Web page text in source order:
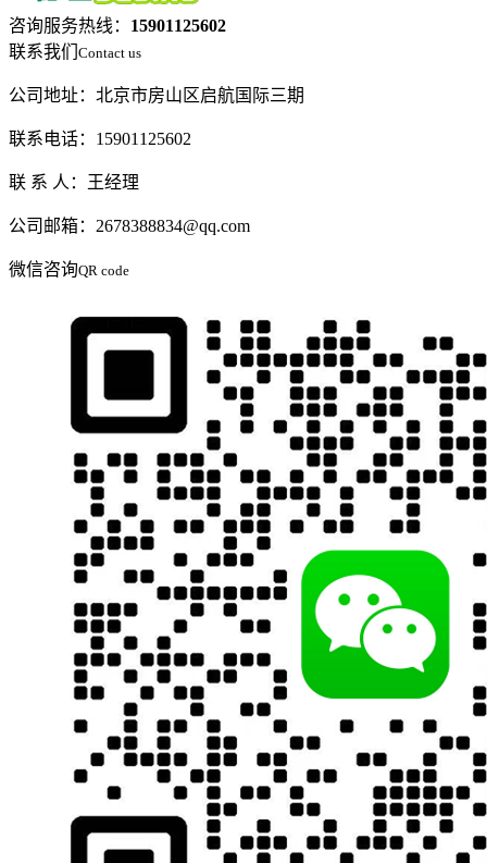
咨询服务热线： 15901125602
联系我们 Contact us
公司地址：北京市房山区启航国际三期
联系电话：15901125602
联 系 人：王经理
公司邮箱：2678388834@qq.com
微信咨询QR code